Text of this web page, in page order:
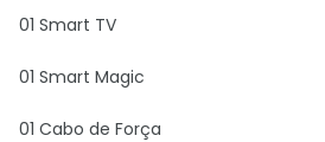
01 Smart TV
01 Smart Magic
01 Cabo de Força